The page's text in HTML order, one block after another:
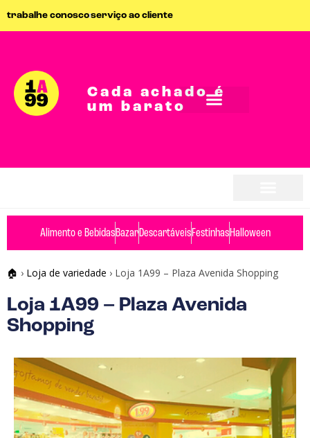
trabalhe conoscoserviço ao cliente
Cada achado é
um barato
Alimento e BebidasBazarDescartáveisFestinhasHalloween
🏠 › Loja de variedade › Loja 1A99 – Plaza Avenida Shopping
Loja 1A99 – Plaza Avenida
Shopping